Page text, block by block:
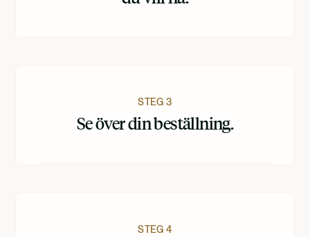
STEG 3
Se över din beställning.
STEG 4